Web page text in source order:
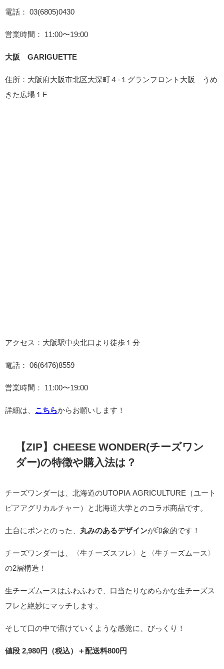
電話： 03(6805)0430
営業時間： 11:00〜19:00
大阪 GARIGUETTE
住所：大阪府大阪市北区大深町４-１グランフロント大阪 うめ
きた広場１F
アクセス：大阪駅中央北口より徒歩１分
電話： 06(6476)8559
営業時間： 11:00〜19:00
詳細は、 こちらからお願いします！
【ZIP】 CHEESE WONDER(チーズワン
ダー)の特徴や購入法は？
チーズワンダーは、北海道のUTOPIA AGRICULTURE（ユート
ピアアグリカルチャー）と北海道大学とのコラボ商品です。
土台にポンとのった、 丸みのあるデザインが印象的です！
チーズワンダーは、〈生チーズスフレ〉と〈生チーズムース〉
の2層構造！
生チーズムースはふわふわで、口当たりなめらかな生チーズス
フレと絶妙にマッチします。
そして口の中で溶けていくような感覚に、びっくり！
値段 2,980円（税込）＋配送料800円